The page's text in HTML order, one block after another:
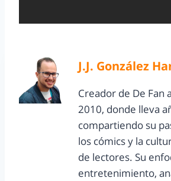
J.J. González
Creador de De Fan
2010, donde lleva
compartiendo su
los cómics y la
de lectores. Su
entretenimiento,